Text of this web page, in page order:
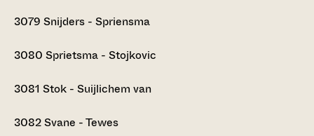
3079 Snijders - Spriensma
3080 Sprietsma - Stojkovic
3081 Stok - Suijlichem van
3082Svane - Tewes